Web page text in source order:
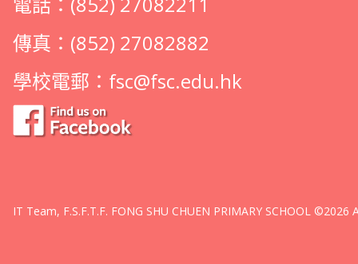
傳真：(852) 27082882
學校電郵： fsc@fsc.edu.hk
IT Team, F.S.F.T.F. FONG SHU CHUEN PRIMARY SCHOOL ©2026